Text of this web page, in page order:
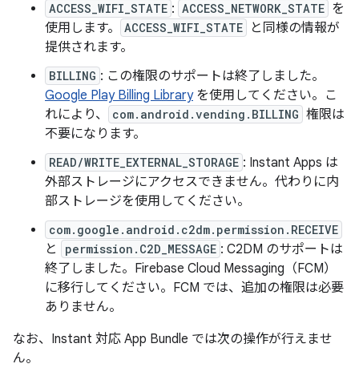
ACCESS_WIFI_STATE : ACCESS_NETWORK_STATE を
使用します。
ACCESS_WIFI_STATE
と同様の情報が
提供されます。
BILLING : この権限のサポートは終了しました。
Google Play Billing Libraryを使用してください。こ
れにより、
com.android.vending.BILLING 権限は
不要になります。
READ/WRITE_EXTERNAL_STORAGE : Instant Apps は
外部ストレージにアクセスできません。代わりに内
部ストレージを使用してください。
com.google.android.c2dm.permission.RECEIVE
と permission.C2D_MESSAGE : C2DM のサポートは
終了しました。Firebase Cloud Messaging（FCM）
に移行してください。FCM では、追加の権限は必要
ありません。
なお、Instant 対応 App Bundle では次の操作が行えませ
ん。